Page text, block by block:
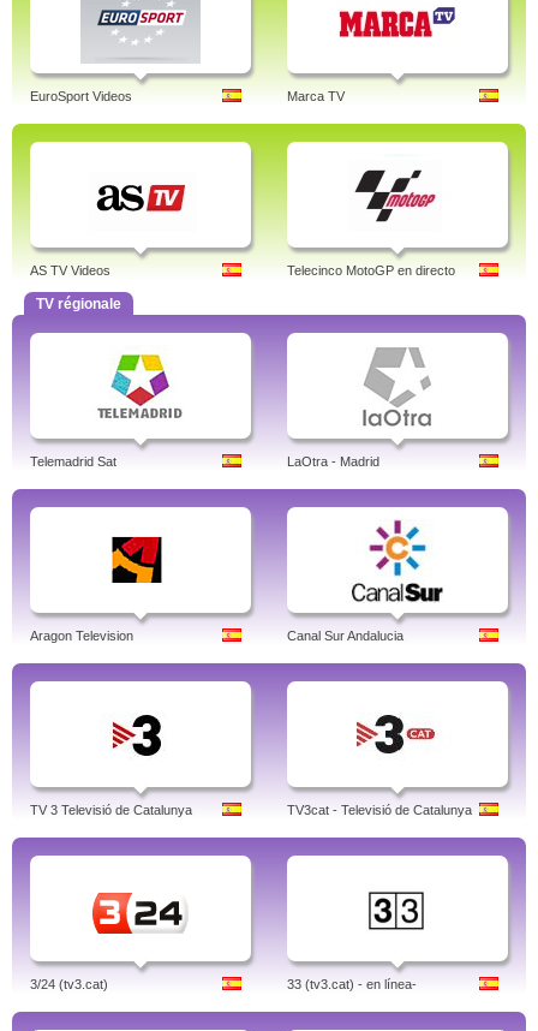
EuroSport Videos Marca TV
AS TV Videos Telecinco MotoGP en directo
TV régionale
Telemadrid Sat LaOtra - Madrid
Aragon Television Canal Sur Andalucia
TV 3 Televisió de Catalunya TV3cat - Televisió de Catalunya
3/24 (tv3.cat) 33 (tv3.cat) - en línea-